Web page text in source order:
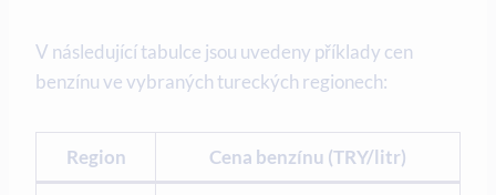
V následující tabulce jsou uvedeny příklady cen
benzínu ve vybraných tureckých regionech:
Region Cena benzínu (TRY/litr)